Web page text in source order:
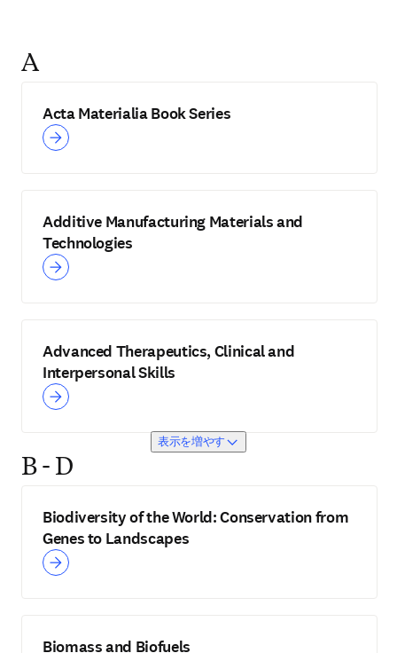
A
Acta Materialia Book Series
Additive Manufacturing Materials and
Technologies
Advanced Therapeutics, Clinical and
Interpersonal Skills
表示を増やす
B - D
Biodiversity of the World: Conservation from
Genes to Landscapes
Biomass and Biofuels